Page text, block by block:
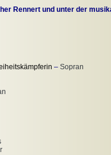
Rennert und unter der
– Sopran